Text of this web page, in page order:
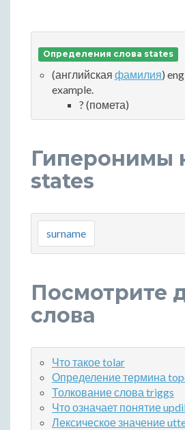
Определения слова states
(английская фамилия)
example.
? (помета)
Гиперонимы
states
surname
Посмотрите
слова
Что такое tolar
Определение термина
Толкование слова triggs
Что означает понятие
Лексическое значение